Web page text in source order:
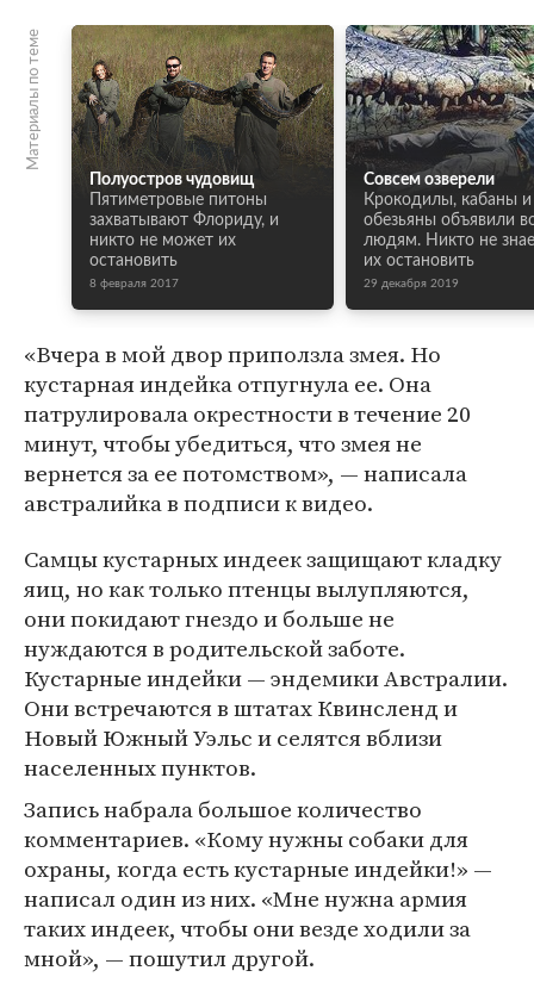
Материалы по теме
Полуостров чудовищ
Пятиметровые питоны
захватывают Флориду, и
никто не может их
остановить
8 февраля 2017
Совсем озверели
Крокодилы, кабаны и
обезьяны объявили
людям. Никто не
их остановить
29 декабря 2019
«Вчера в мой двор приползла змея. Но
кустарная индейка отпугнула ее. Она
патрулировала окрестности в течение 20
минут, чтобы убедиться, что змея не
вернется за ее потомством», — написала
австралийка в подписи к видео.
Самцы кустарных индеек защищают кладку
яиц, но как только птенцы вылупляются,
они покидают гнездо и больше не
нуждаются в родительской заботе.
Кустарные индейки — эндемики Австралии.
Они встречаются в штатах Квинсленд и
Новый Южный Уэльс и селятся вблизи
населенных пунктов.
Запись набрала большое количество
комментариев. «Кому нужны собаки для
охраны, когда есть кустарные индейки!» —
написал один из них. «Мне нужна армия
таких индеек, чтобы они везде ходили за
мной», — пошутил другой.